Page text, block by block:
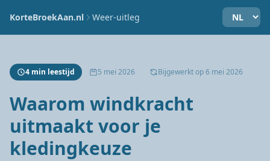
KorteBroekAan.nl Weer-uitleg
4 min leestijd 5 mei 2026 Bijgewerkt op 6 mei 2026
Waarom windkracht
uitmaakt voor je
kledingkeuze